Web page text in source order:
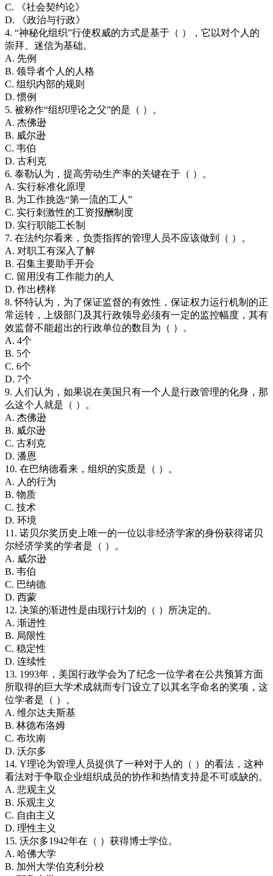
C. 《社会契约论》
D. 《政治与行政》
4. “神秘化组织”行使权威的方式是基于（ ），它以对个人的
崇拜、迷信为基础。
A. 先例
B. 领导者个人的人格
C. 组织内部的规则
D. 惯例
5. 被称作“组织理论之父”的是（ ）。
A. 杰佛逊
B. 威尔逊
C. 韦伯
D. 古利克
6. 泰勒认为，提高劳动生产率的关键在于（ ）。
A. 实行标准化原理
B. 为工作挑选“第一流的工人”
C. 实行刺激性的工资报酬制度
D. 实行职能工长制
7. 在法约尔看来，负责指挥的管理人员不应该做到（ ）。
A. 对职工有深入了解
B. 召集主要助手开会
C. 留用没有工作能力的人
D. 作出榜样
8. 怀特认为，为了保证监督的有效性，保证权力运行机制的正
常运转，上级部门及其行政领导必须有一定的监控幅度，其有
效监督不能超出的行政单位的数目为（ ）。
A. 4个
B. 5个
C. 6个
D. 7个
9. 人们认为，如果说在美国只有一个人是行政管理的化身，那
么这个人就是（ ）。
A. 杰佛逊
B. 威尔逊
C. 古利克
D. 潘恩
10. 在巴纳德看来，组织的实质是（ ）。
A. 人的行为
B. 物质
C. 技术
D. 环境
11. 诺贝尔奖历史上唯一的一位以非经济学家的身份获得诺贝
尔经济学奖的学者是（ ）。
A. 威尔逊
B. 韦伯
C. 巴纳德
D. 西蒙
12. 决策的渐进性是由现行计划的（ ）所决定的。
A. 渐进性
B. 局限性
C. 稳定性
D. 连续性
13. 1993年，美国行政学会为了纪念一位学者在公共预算方面
所取得的巨大学术成就而专门设立了以其名字命名的奖项，这
位学者是（ ）。
A. 维尔达夫斯基
B. 林德布洛姆
C. 布坎南
D. 沃尔多
14. Y理论为管理人员提供了一种对于人的（ ）的看法，这种
看法对于争取企业组织成员的协作和热情支持是不可或缺的。
A. 悲观主义
B. 乐观主义
C. 自由主义
D. 理性主义
15. 沃尔多1942年在（ ）获得博士学位。
A. 哈佛大学
B. 加州大学伯克利分校